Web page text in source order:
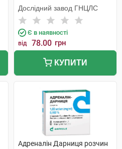
Дослідний завод ГНЦЛС
Є в наявності
від 78.00 грн
КУПИТИ
Адреналін Дарниця розчин